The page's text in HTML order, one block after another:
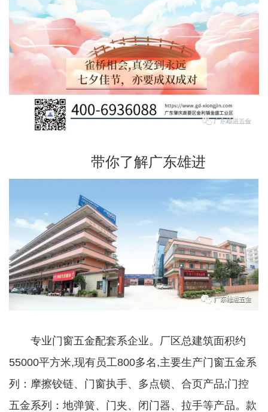
带你了解广东雄进
专业门窗五金配套系企业。厂区总建筑面积约
55000平方米,现有员工800多名,主要生产门窗五金系
列：摩擦铰链、门窗执手、多点锁、合页产品;门控
五金系列：地弹簧、门夹、闭门器、拉手等产品。款